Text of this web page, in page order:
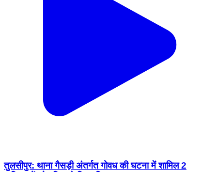
तुलसीपुर: थाना गैसड़ी अंतर्गत गोवध की घटना में शामिल 2